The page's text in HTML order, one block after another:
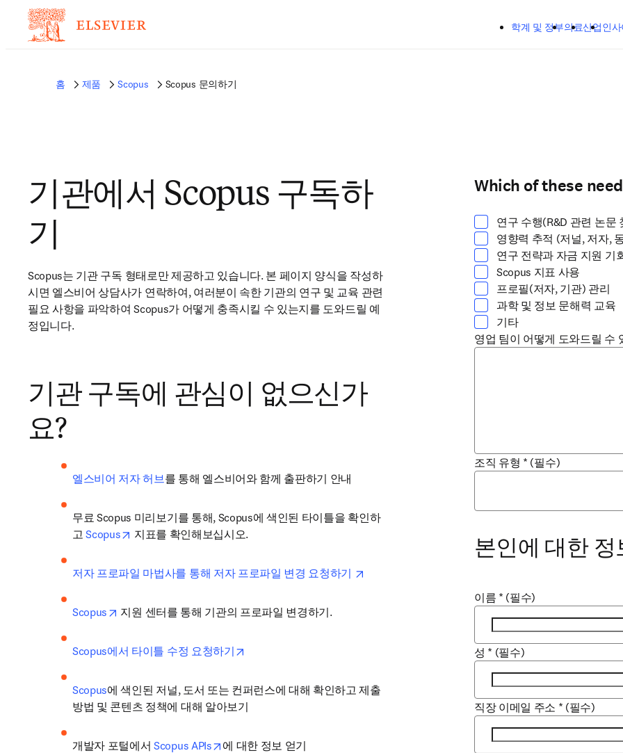
학계 및 정부의료산업인
홈 제품 Scopus Scopus 문의하기
기관에서 Scopus 구독하
기
Scopus는 기관 구독 형태로만 제공하고 있습니다. 본 페이지 양식을 작성하
시면 엘스비어 상담사가 연락하여, 여러분이 속한 기관의 연구 및 교육 관련
필요 사항을 파악하여 Scopus가 어떻게 충족시킬 수 있는지를 도와드릴 예
정입니다.​​
기관 구독에 관심이 없으신가
요? ​
엘스비어 저자 허브를 통해 엘스비어와 함께 출판하기 안내
무료 Scopus 미리보기를 통해, Scopus에 색인된 타이틀을 확인하
고 Scopus opens in new tab/window
지표를 확인해보십시오.
저자 프로파일 마법사를 통해 저자 프로파일 변경 요청하기
Scopus opens in new tab/window
지원 센터를 통해 기관의 프로파일 변경하기.
Scopus에서 타이틀 수정 요청하기
Scopus에 색인된 저널, 도서 또는 컨퍼런스에 대해 확인하고 제출
방법 및 콘텐츠 정책에 대해 알아보기
개발자 포털에서 Scopus APIs opens in new tab/window
에 대한 정보 얻기
하나 이상 선택하세요
Which of these
연구 수행(R&D 관련 논문
영향력 추적 (저널, 저자,
연구 전략과 자금 지원 기
Scopus 지표 사용
프로필(저자, 기관) 관리
과학 및 정보 문해력 교육
기타
영업 팀이 어떻게 도와드릴 수
조직 유형 * (필수)
본인에 대한 정
이름 * (필수)
성 * (필수)
직장 이메일 주소 * (필수)